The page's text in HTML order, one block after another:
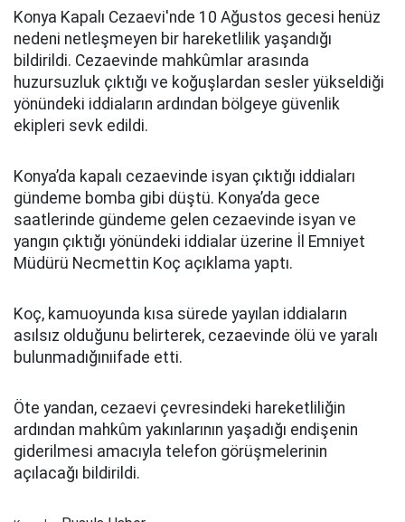
Konya Kapalı Cezaevi'nde 10 Ağustos gecesi henüz
nedeni netleşmeyen bir hareketlilik yaşandığı
bildirildi. Cezaevinde mahkûmlar arasında
huzursuzluk çıktığı ve koğuşlardan sesler yükseldiği
yönündeki iddiaların ardından bölgeye güvenlik
ekipleri sevk edildi.
Konya’da kapalı cezaevinde isyan çıktığı iddiaları
gündeme bomba gibi düştü. Konya’da gece
saatlerinde gündeme gelen cezaevinde isyan ve
yangın çıktığı yönündeki iddialar üzerine İl Emniyet
Müdürü Necmettin Koç açıklama yaptı.
Koç, kamuoyunda kısa sürede yayılan iddiaların
asılsız olduğunu belirterek, cezaevinde ölü ve yaralı
bulunmadığınıifade etti.
Öte yandan, cezaevi çevresindeki hareketliliğin
ardından mahkûm yakınlarının yaşadığı endişenin
giderilmesi amacıyla telefon görüşmelerinin
açılacağı bildirildi.